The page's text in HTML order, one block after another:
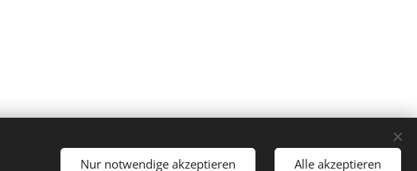
Nur notwendige akzeptieren Alle akzeptieren